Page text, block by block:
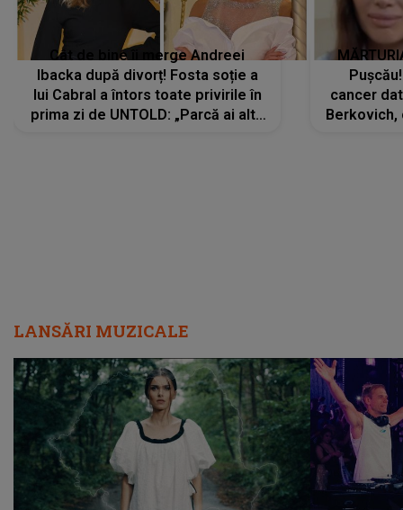
Cât de bine îi merge Andreei
Ibacka după divorț! Fosta soție a
lui Cabral a întors toate privirile în
prima zi de UNTOLD: „Parcă ai altă
cancer
Berkovich,
LANSĂRI MUZICALE